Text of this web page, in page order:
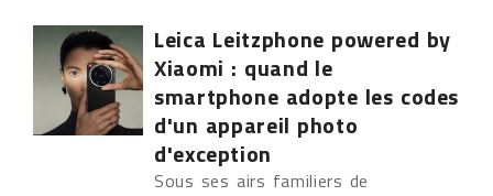
Leica Leitzphone powered by
Xiaomi : quand le
smartphone adopte les codes
d'un appareil photo
d'exception
Sous ses airs familiers de